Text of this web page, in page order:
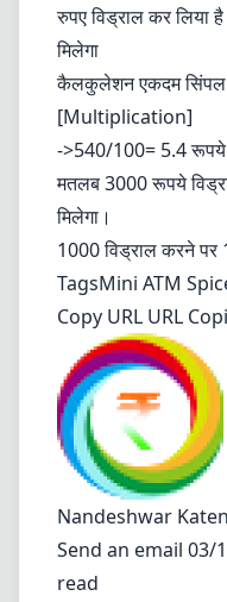
रुपए विड्राल कर लिया
मिलेगा
कैलकुलेशन एकदम सिंपल
[Multiplication]
->540/100= 5.4
मतलब 3000 रूपये
मिलेगा।
1000 विड्राल करने
TagsMini ATM
Copy URL URL
Nandeshwar
Send an email 03/
read